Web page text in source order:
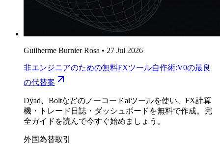
Guilherme Burnier Rosa • 27 Jul 2026
非エンジニアのための無料FXツール自作術:V0の最良
の代替案
Dyad、Boltなどのノーコードaiツールを使い、FX計算
機・トレード日誌・ダッシュボードを無料で作成。完
全ガイドを読んで今すぐ始めましょう。
外国為替取引